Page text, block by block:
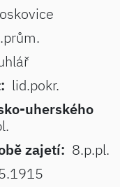
lid.pokr.
uherského
zajetí: 8.p.pl.